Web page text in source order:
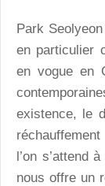
Park
en particulier
en vogue en
existence, le
l’on s’attend
nous offre un